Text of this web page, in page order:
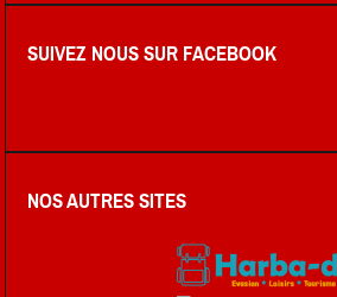
SUIVEZ NOUS SUR FACEBOOK
NOS AUTRES SITES